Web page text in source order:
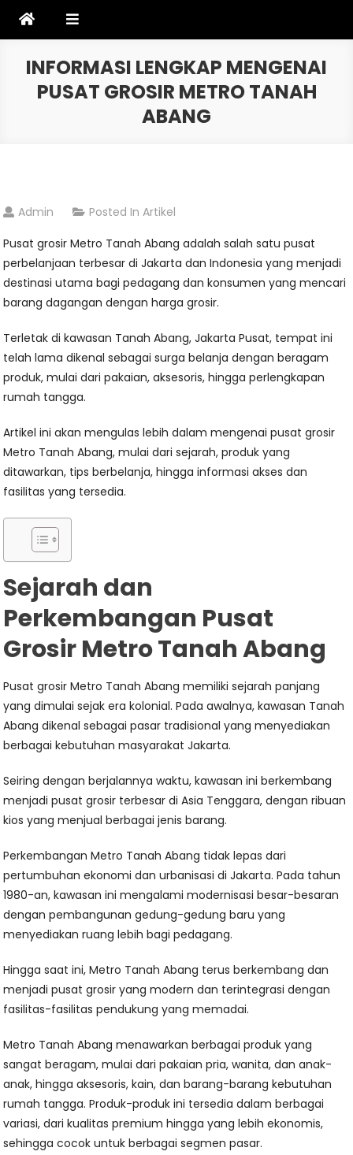
INFORMASI LENGKAP MENGENAI
PUSAT GROSIR METRO TANAH
ABANG
Admin Posted InArtikel
Pusat grosir Metro Tanah Abang adalah salah satu pusat
perbelanjaan terbesar di Jakarta dan Indonesia yang menjadi
destinasi utama bagi pedagang dan konsumen yang mencari
barang dagangan dengan harga grosir.
Terletak di kawasan Tanah Abang, Jakarta Pusat, tempat ini
telah lama dikenal sebagai surga belanja dengan beragam
produk, mulai dari pakaian, aksesoris, hingga perlengkapan
rumah tangga.
Artikel ini akan mengulas lebih dalam mengenai pusat grosir
Metro Tanah Abang, mulai dari sejarah, produk yang
ditawarkan, tips berbelanja, hingga informasi akses dan
fasilitas yang tersedia.
Sejarah dan
Perkembangan Pusat
Grosir Metro Tanah Abang
Pusat grosir Metro Tanah Abang memiliki sejarah panjang
yang dimulai sejak era kolonial. Pada awalnya, kawasan Tanah
Abang dikenal sebagai pasar tradisional yang menyediakan
berbagai kebutuhan masyarakat Jakarta.
Seiring dengan berjalannya waktu, kawasan ini berkembang
menjadi pusat grosir terbesar di Asia Tenggara, dengan ribuan
kios yang menjual berbagai jenis barang.
Perkembangan Metro Tanah Abang tidak lepas dari
pertumbuhan ekonomi dan urbanisasi di Jakarta. Pada tahun
1980-an, kawasan ini mengalami modernisasi besar-besaran
dengan pembangunan gedung-gedung baru yang
menyediakan ruang lebih bagi pedagang.
Hingga saat ini, Metro Tanah Abang terus berkembang dan
menjadi pusat grosir yang modern dan terintegrasi dengan
fasilitas-fasilitas pendukung yang memadai.
Metro Tanah Abang menawarkan berbagai produk yang
sangat beragam, mulai dari pakaian pria, wanita, dan anak-
anak, hingga aksesoris, kain, dan barang-barang kebutuhan
rumah tangga. Produk-produk ini tersedia dalam berbagai
variasi, dari kualitas premium hingga yang lebih ekonomis,
sehingga cocok untuk berbagai segmen pasar.